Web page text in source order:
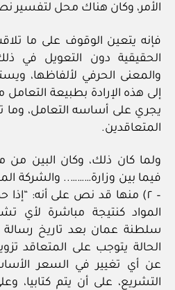
الأمر، وكان هناك محل لتفسير
فإنه يتعين الوقوف على ما
الحقيقية دون التعويل في
والمعنى الحرفي لألفاظها،
إلى هذه الإرادة بطبيعة
يجري على أساسه التعامل، وما
المتعاقدين.
ولما كان ذلك، وكان البين من
– ٢) منها قد نص على أنه:
المواد كنتيجة مباشرة لأي
سلطنة عمان بعد تاريخ
الحالة يتوجب على المتعاقد
عن أي تغيير في السعر
التشريع، على أن يتم كتابيا،